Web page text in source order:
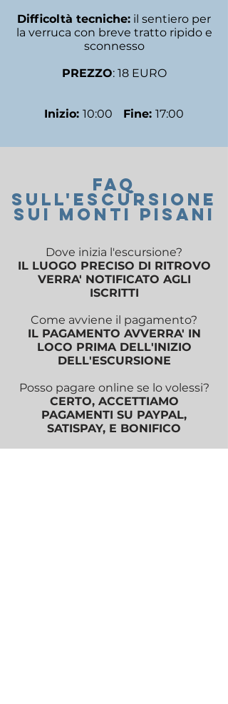
Difficoltà tecniche: il sentiero per
la verruca con breve tratto ripido e
sconnesso
PREZZO: 18 EURO
Inizio: 10:00 Fine: 17:00
FAQ
SUll'ESCURSIONE
sui monti pisani
Dove inizia l'escursione?
IL LUOGO PRECISO DI RITROVO
VERRA' NOTIFICATO AGLI
ISCRITTI
Come avviene il pagamento?
IL PAGAMENTO AVVERRA' IN
LOCO PRIMA DELL'INIZIO
DELL'ESCURSIONE
Posso pagare online se lo volessi?
CERTO, ACCETTIAMO
PAGAMENTI SU PAYPAL,
SATISPAY, E BONIFICO